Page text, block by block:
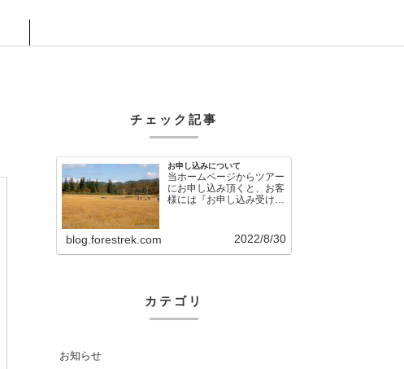
チェック記事
お申し込みについて
当ホームページからツアー
にお申し込み頂くと、お客
様には『お申し込み受け付
blog.forestrek.com 2022/8/30
カテゴリ
お知らせ